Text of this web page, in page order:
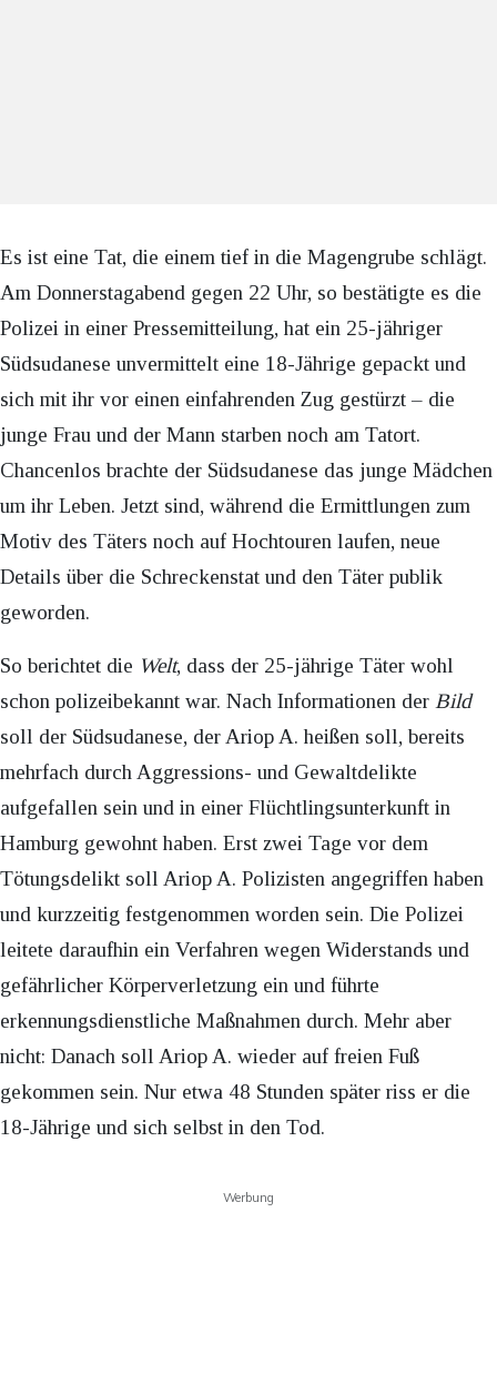
Es ist eine Tat, die einem tief in die Magengrube schlägt.
Am Donnerstagabend gegen 22 Uhr, so bestätigte es die
Polizei in einer Pressemitteilung, hat ein 25-jähriger
Südsudanese unvermittelt eine 18-Jährige gepackt und
sich mit ihr vor einen einfahrenden Zug gestürzt – die
junge Frau und der Mann starben noch am Tatort.
Chancenlos brachte der Südsudanese das junge Mädchen
um ihr Leben. Jetzt sind, während die Ermittlungen zum
Motiv des Täters noch auf Hochtouren laufen, neue
Details über die Schreckenstat und den Täter publik
geworden.
So berichtet die Welt, dass der 25-jährige Täter wohl
schon polizeibekannt war. Nach Informationen der Bild
soll der Südsudanese, der Ariop A. heißen soll, bereits
mehrfach durch Aggressions- und Gewaltdelikte
aufgefallen sein und in einer Flüchtlingsunterkunft in
Hamburg gewohnt haben. Erst zwei Tage vor dem
Tötungsdelikt soll Ariop A. Polizisten angegriffen haben
und kurzzeitig festgenommen worden sein. Die Polizei
leitete daraufhin ein Verfahren wegen Widerstands und
gefährlicher Körperverletzung ein und führte
erkennungsdienstliche Maßnahmen durch. Mehr aber
nicht: Danach soll Ariop A. wieder auf freien Fuß
gekommen sein. Nur etwa 48 Stunden später riss er die
18-Jährige und sich selbst in den Tod.
Werbung